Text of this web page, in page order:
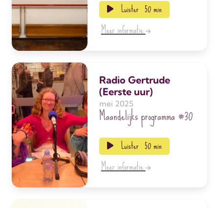
Luister 50 min
Meer informatie
Radio Gertrude
(Eerste uur)
mei 2025
Maandelijks programma#30
Luister 50 min
Meer informatie